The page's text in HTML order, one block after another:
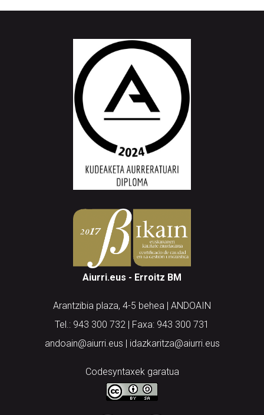
Aiurri.eus - Erroitz BM
Arantzibia plaza, 4-5 behea | ANDOAIN
Tel.: 943 300 732 | Faxa: 943 300 731
andoain@aiurri.eus | idazkaritza@aiurri.eus
Codesyntaxek garatua